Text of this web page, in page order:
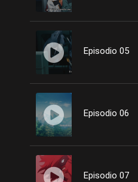
Episodio 05
Episodio 06
Episodio 07